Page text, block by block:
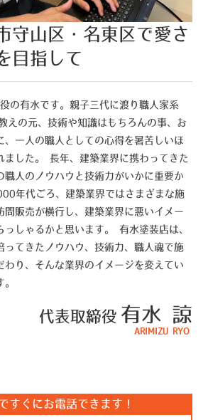
守山区・名東区で愛さ
目指して
の有水です。親子三代に渡り職人家系
えの元、技術や知識はもちろんの事、お
、一人の職人としての心得を暑苦しいほ
ました。 長年、建築業界に携わってきた
職人のノウハウと技術力がいかに重要か
年代ごろ、建築業界ではさまざまな施
問販売が横行し、建築業界に悪いイメー
っしゃるかと思います。 有水塗装店は、
ってきたノウハウ、技術力、職人魂で施
わり、そんな業界のイメージを変えてい
代表取締役 有水 諒
ARIMIZU RYO
すぐにお電話できます！